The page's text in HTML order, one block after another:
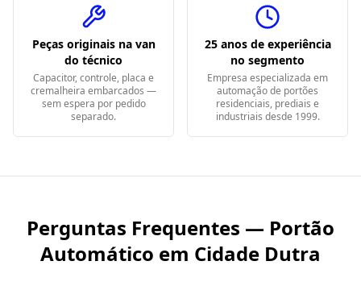
Peças originais na van
do técnico
Capacitor, controle, placa e
cremalheira embarcados —
sem espera por pedido
separado.
25 anos de experiência
no segmento
Empresa especializada em
automação de portões
residenciais, prediais e
industriais desde 1999.
Perguntas Frequentes — Portão
Automático em Cidade Dutra